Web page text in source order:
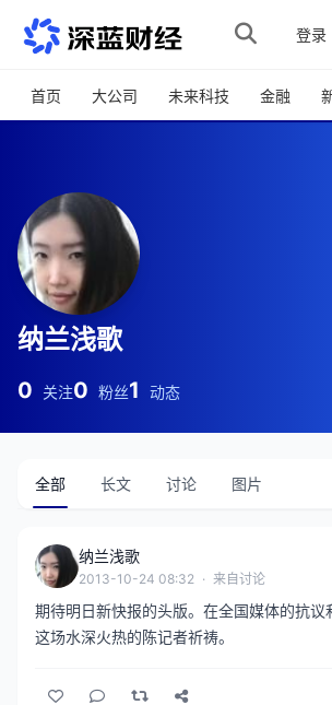
跳转到主内容
登录
首页 大公司 未来科技 金融
纳兰浅歌
0 关注0 粉丝1 动态
全部 长文 讨论 图片
纳兰浅歌
2013-10-24 08:32 · 来自讨论
期待明日新快报的头版。在全国媒体的抗议
这场水深火热的陈记者祈祷。